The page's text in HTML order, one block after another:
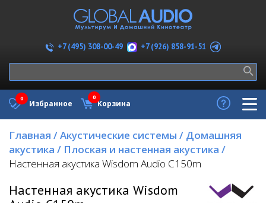
+7 (495) 308-00-49 +7 (926) 858-91-51
Избранное
0
Корзина
0
Главная /Акустические системы / Домашняя
акустика / Плоская и настенная акустика /
Настенная акустика Wisdom Audio C150m
Настенная акустика Wisdom